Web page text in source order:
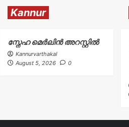
Kannur
സ്നേഹ മെർലിൻ അറസ്റ്റിൽ
Kannurvarthakal
August 5, 2026
0